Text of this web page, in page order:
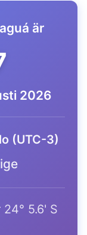
är
2026
(UTC-3)
5.6' S